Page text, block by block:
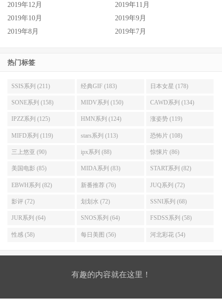
2019年12月
2019年11月
2019年10月
2019年9月
2019年8月
2019年7月
热门标签
SSIS系列 (211) 经典GIF (183) 日本女星 (178)
SONE系列 (158) MIDV系列 (150) CAWD系列 (134)
IPZZ系列 (125) HMN系列 (124) 涨姿势 (119)
MIFD系列 (119) stars系列 (113) 恐怖片 (108)
三上悠亚 (90) ipx系列 (88) 惊悚片 (86)
美国电影 (85) MIDA系列 (83) START系列 (82)
EBWH系列 (82) 新番推荐 (76) JUQ系列 (72)
影评 (72) 划划水 (72) SSNI系列 (68)
JUR系列 (64) SNOS系列 (64) FSDSS系列 (58)
性感 (58) 每日美图 (56) 河北彩花 (54)
有趣的内容就在这里！